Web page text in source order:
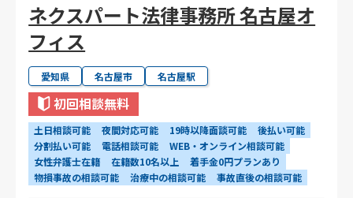
ネクスパート法律事務所 名古屋オ
フィス
愛知県 名古屋市 名古屋駅
初回相談無料
土日相談可能 夜間対応可能 19時以降面談可能
後払い可能
分割払い可能
電話相談可能
WEB・オンライン相談可能
女性弁護士在籍
在籍数10名以上
着手金0円プランあり
物損事故の相談可能
治療中の相談可能 事故直後の相談可能